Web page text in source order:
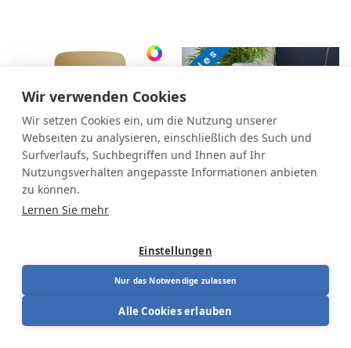
Wir verwenden Cookies
Wir setzen Cookies ein, um die Nutzung unserer
Webseiten zu analysieren, einschließlich des Such und
Surfverlaufs, Suchbegriffen und Ihnen auf Ihr
Nutzungsverhalten angepasste Informationen anbieten
zu können.
Lernen Sie mehr
Einstellungen
Nur das Notwendige zulassen
Alle Cookies erlauben
Von 512,00€ 409,60€
conference chair
Modell Showroom
Auf Anfrage